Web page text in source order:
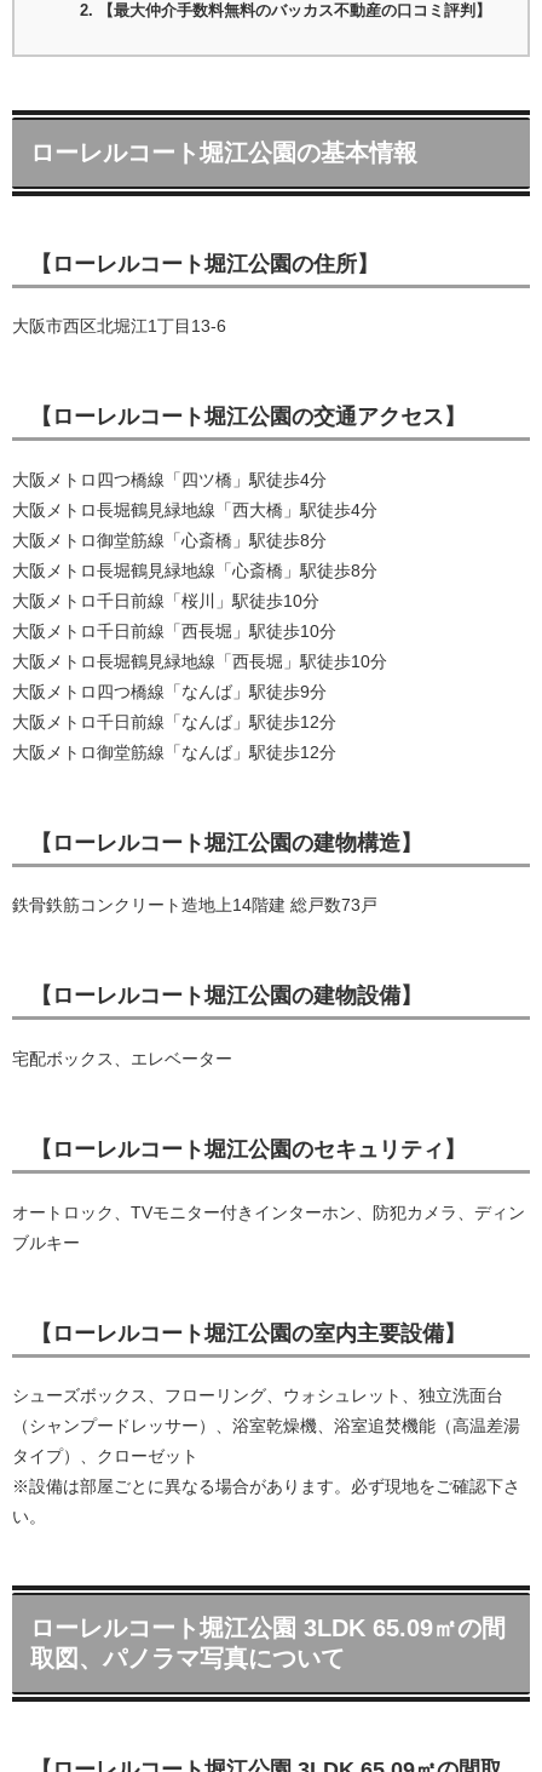
【最大仲介手数料無料のバッカス不動産の口コミ評判】
ローレルコート堀江公園の基本情報
【ローレルコート堀江公園の住所】
大阪市西区北堀江1丁目13-6
【ローレルコート堀江公園の交通アクセス】
大阪メトロ四つ橋線「四ツ橋」駅徒歩4分
大阪メトロ長堀鶴見緑地線「西大橋」駅徒歩4分
大阪メトロ御堂筋線「心斎橋」駅徒歩8分
大阪メトロ長堀鶴見緑地線「心斎橋」駅徒歩8分
大阪メトロ千日前線「桜川」駅徒歩10分
大阪メトロ千日前線「西長堀」駅徒歩10分
大阪メトロ長堀鶴見緑地線「西長堀」駅徒歩10分
大阪メトロ四つ橋線「なんば」駅徒歩9分
大阪メトロ千日前線「なんば」駅徒歩12分
大阪メトロ御堂筋線「なんば」駅徒歩12分
【ローレルコート堀江公園の建物構造】
鉄骨鉄筋コンクリート造地上14階建 総戸数73戸
【ローレルコート堀江公園の建物設備】
宅配ボックス、エレベーター
【ローレルコート堀江公園のセキュリティ】
オートロック、TVモニター付きインターホン、防犯カメラ、ディン
ブルキー
【ローレルコート堀江公園の室内主要設備】
シューズボックス、フローリング、ウォシュレット、独立洗面台
（シャンプードレッサー）、浴室乾燥機、浴室追焚機能（高温差湯
タイプ）、クローゼット
※設備は部屋ごとに異なる場合があります。必ず現地をご確認下さ
い。
ローレルコート堀江公園 3LDK 65.09㎡の間
取図、パノラマ写真について